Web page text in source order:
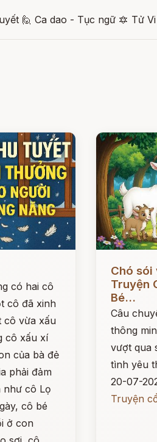
🙋 Ca dao - Tục ngữ 🔯 Tử Vi
có hai cô
cô đã xinh
cô vừa xấu
cô xấu xí
của bà đẻ
phải đảm
như cô Lọ
cô bé
ở con
Chó sói
Truyện
Bé...
Câu
thông
vượt qua
tình yêu
20-07-
Truyện